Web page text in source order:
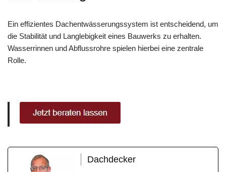
Ein effizientes Dachentwässerungssystem ist entscheidend, um
die Stabilität und Langlebigkeit eines Bauwerks zu erhalten.
Wasserrinnen und Abflussrohre spielen hierbei eine zentrale
Rolle.
Dachdecker